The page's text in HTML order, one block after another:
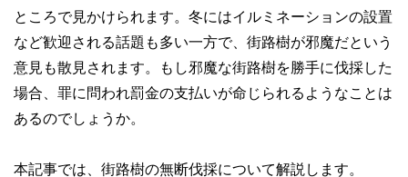
ところで見かけられます。冬にはイルミネーションの設置
など歓迎される話題も多い一方で、街路樹が邪魔だという
意見も散見されます。もし邪魔な街路樹を勝手に伐採した
場合、罪に問われ罰金の支払いが命じられるようなことは
あるのでしょうか。
本記事では、街路樹の無断伐採について解説します。